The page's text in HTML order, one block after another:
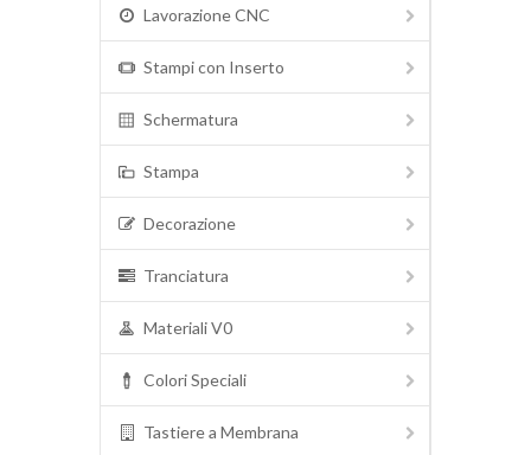
Lavorazione CNC
Stampi con Inserto
Schermatura
Stampa
Decorazione
Tranciatura
Materiali V0
Colori Speciali
Tastiere a Membrana